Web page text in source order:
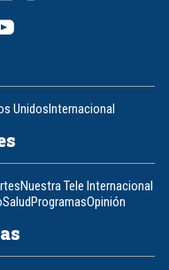
UnidosInternacional
Nuestra Tele Internacional
SaludProgramasOpinión